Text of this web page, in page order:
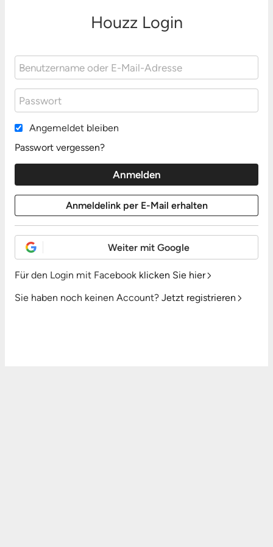
Houzz Login
Angemeldet bleiben
Passwort vergessen?
Weiter mit Google
Für den Login mit Facebook klicken Sie hier
Sie haben noch keinen Account? Jetzt registrieren